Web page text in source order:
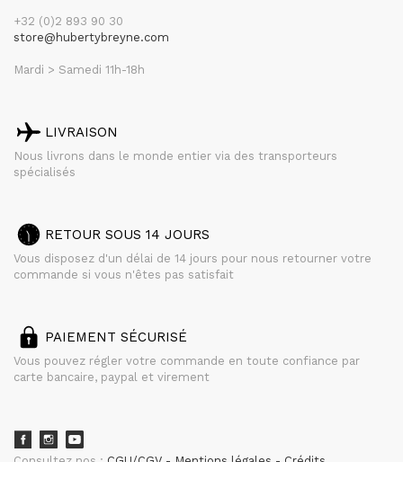
+32 (0)2 893 90 30
store@hubertybreyne.com
Mardi > Samedi 11h-18h
LIVRAISON
Nous livrons dans le monde entier via des transporteurs
spécialisés
RETOUR SOUS 14 JOURS
Vous disposez d'un délai de 14 jours pour nous retourner votre
commande si vous n'êtes pas satisfait
PAIEMENT SÉCURISÉ
Vous pouvez régler votre commande en toute confiance par
carte bancaire, paypal et virement
Consultez nos : CGU/CGV Mentions légales
Crédits